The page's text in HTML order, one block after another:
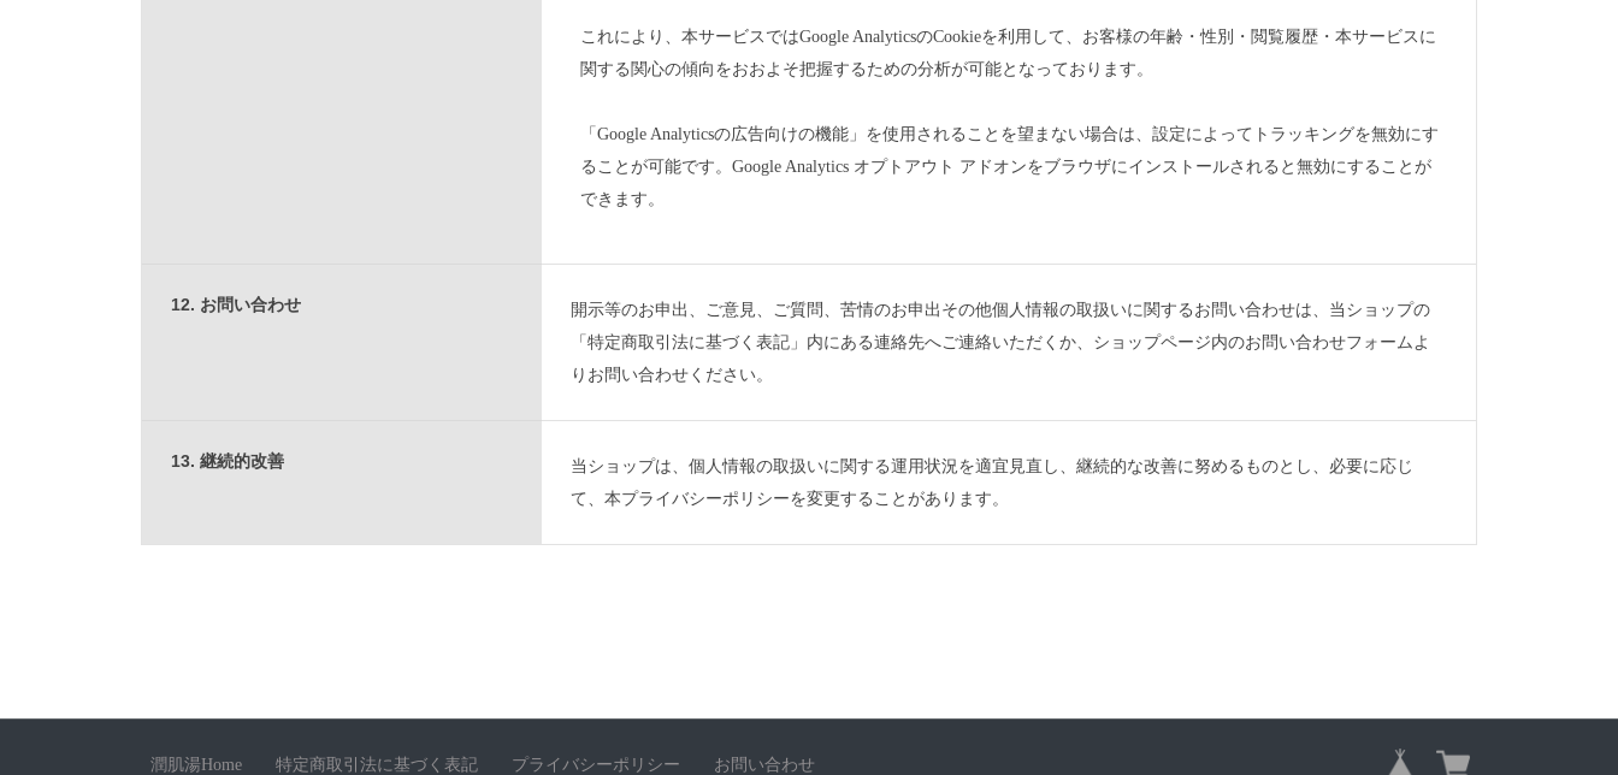
これにより、本サービスではGoogle AnalyticsのCookieを利用して、お客様の年齢・性別・閲覧履歴・本サービスに
関する関心の傾向をおおよそ把握するための分析が可能となっております。
「Google Analyticsの広告向けの機能」を使用されることを望まない場合は、設定によってトラッキングを無効にす
ることが可能です。Google Analytics オプトアウト アドオンをブラウザにインストールされると無効にすることが
できます。
12. お問い合わせ
開示等のお申出、ご意見、ご質問、苦情のお申出その他個人情報の取扱いに関するお問い合わせは、当ショップの
「特定商取引法に基づく表記」内にある連絡先へご連絡いただくか、ショップページ内のお問い合わせフォームよ
りお問い合わせください。
13. 継続的改善
当ショップは、個人情報の取扱いに関する運用状況を適宜見直し、継続的な改善に努めるものとし、必要に応じ
て、本プライバシーポリシーを変更することがあります。
潤肌湯Home 特定商取引法に基づく表記 プライバシーポリシー お問い合わせ